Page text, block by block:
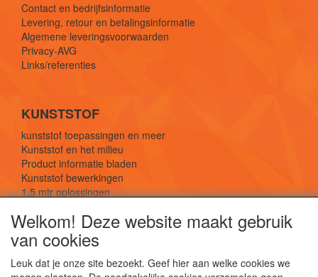
Contact en bedrijfsinformatie
Levering, retour en betalingsinformatie
Algemene leveringsvoorwaarden
Privacy-AVG
Links/referenties
KUNSTSTOF
kunststof toepassingen en meer
Kunststof en het milieu
Product informatie bladen
Kunststof bewerkingen
1,5 mtr oplossingen
SOCIALE MEDIA
Welkom! Deze website maakt gebruik
van cookies
Leuk dat je onze site bezoekt. Geef hier aan welke cookies we